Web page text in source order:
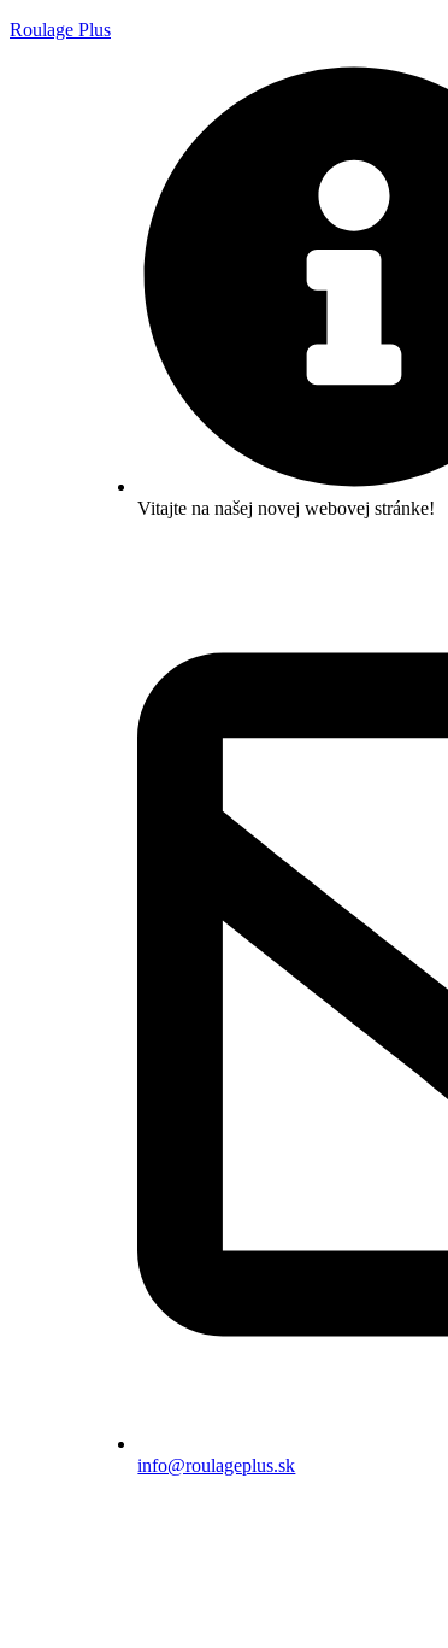
Roulage Plus
Vitajte na našej novej webovej stránke!
info@roulageplus.sk